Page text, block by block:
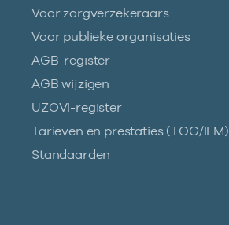
Voor zorgverzekeraars
Voor publieke organisaties
AGB-register
AGB wijzigen
UZOVI-register
Tarieven en prestaties (TOG/IFM)
Standaarden